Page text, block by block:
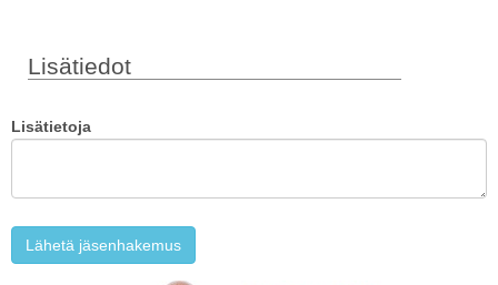
Lisätiedot
Lisätietoja
Lähetä jäsenhakemus